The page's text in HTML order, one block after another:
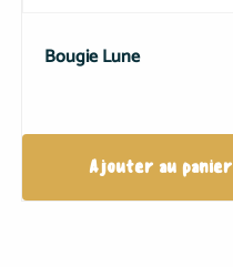
Bougie Lune
Ajouter au panier